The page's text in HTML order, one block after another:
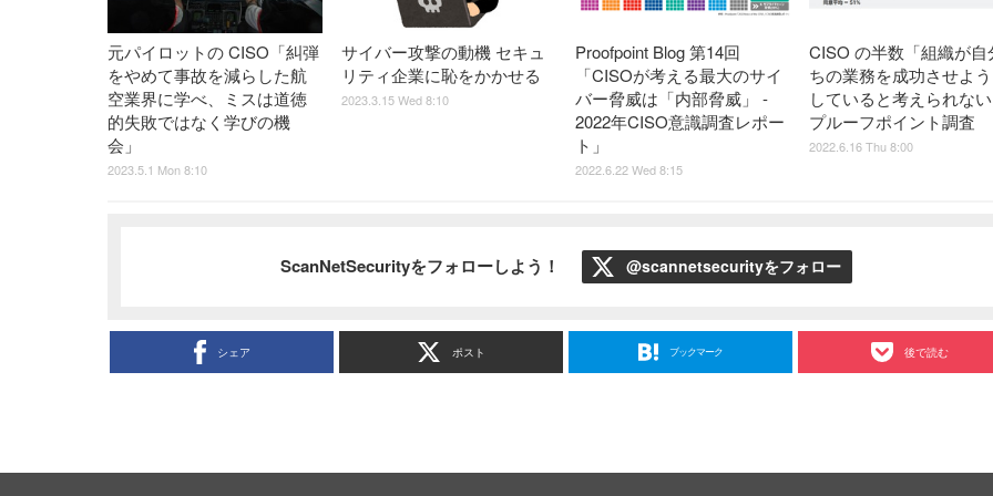
元パイロットの CISO「糾弾
をやめて事故を減らした航
空業界に学べ、ミスは道徳
的失敗ではなく学びの機
会」
2023.5.1 Mon 8:10
サイバー攻撃の動機 セキュ
リティ企業に恥をかかせる
2023.3.15 Wed 8:10
Proofpoint Blog 第14回
「CISOが考える最大のサイ
バー脅威は「内部脅威」 -
2022年CISO意識調査レポー
ト」
2022.6.22 Wed 8:15
CISO の半数「組織が自
ちの業務を成功させよう
していると考えられない
プルーフポイント調査
2022.6.16 Thu 8:00
ScanNetSecurityをフォローしよう！ @scannetsecurityをフォロー
シェア ポスト ブックマーク 後で読む